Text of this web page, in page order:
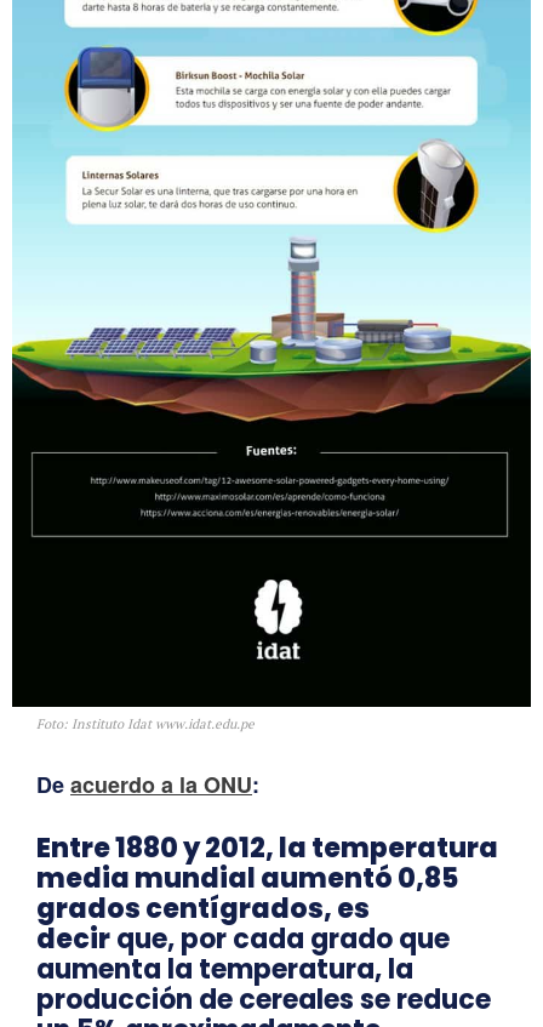
Foto: Instituto Idat www.idat.edu.pe
Deacuerdo a la ONU:
Entre 1880 y 2012, la temperatura
media mundial aumentó 0,85
grados centígrados, es
decirque, por cada grado que
aumenta la temperatura, la
producción de cereales se reduce